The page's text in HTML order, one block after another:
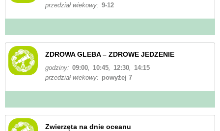
przedział wiekowy: 9-12
ZDROWA GLEBA – ZDROWE JEDZENIE
godziny: 09:00, 10:45, 12:30,
14:15
przedział wiekowy: powyżej 7
Zwierzęta na dnie oceanu